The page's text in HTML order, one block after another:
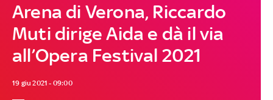
Arena di Verona, Riccardo
Muti dirige Aida e dà il via
all’Opera Festival 2021
19 giu 2021 - 09:00